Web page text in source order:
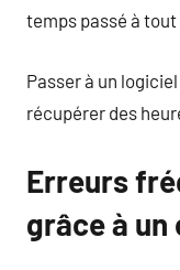
temps passé à
Passer à un
récupérer des
Erreurs
grâce à